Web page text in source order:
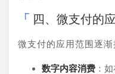
四、微支付的
微支付的应用范围逐渐
数字内容消费 ：